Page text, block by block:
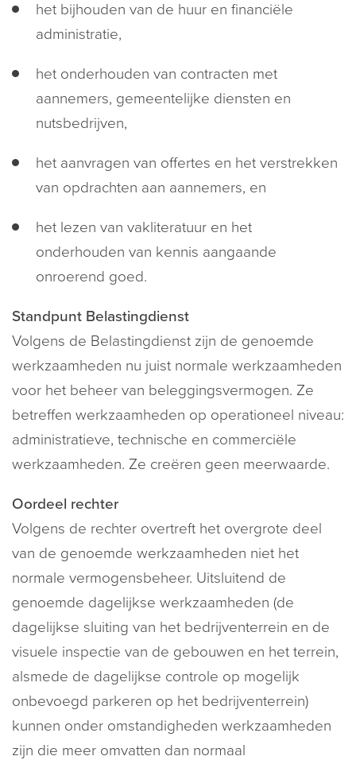
het bijhouden van de huur en financiële
administratie,
het onderhouden van contracten met
aannemers, gemeentelijke diensten en
nutsbedrijven,
het aanvragen van offertes en het verstrekken
van opdrachten aan aannemers, en
het lezen van vakliteratuur en het
onderhouden van kennis aangaande
onroerend goed.
Standpunt Belastingdienst
Volgens de Belastingdienst zijn de genoemde
werkzaamheden nu juist normale werkzaamheden
voor het beheer van beleggingsvermogen. Ze
betreffen werkzaamheden op operationeel niveau:
administratieve, technische en commerciële
werkzaamheden. Ze creëren geen meerwaarde.
Oordeel rechter
Volgens de rechter overtreft het overgrote deel
van de genoemde werkzaamheden niet het
normale vermogensbeheer. Uitsluitend de
genoemde dagelijkse werkzaamheden (de
dagelijkse sluiting van het bedrijventerrein en de
visuele inspectie van de gebouwen en het terrein,
alsmede de dagelijkse controle op mogelijk
onbevoegd parkeren op het bedrijventerrein)
kunnen onder omstandigheden werkzaamheden
zijn die meer omvatten dan normaal